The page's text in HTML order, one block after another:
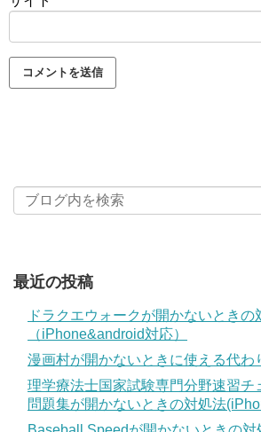
最近の投稿
ドラクエウォークが開かないときの
（iPhone&android対応）
漫画村が開かないときに使える代わ
理学療法士国家試験専門分野速習チ
問題集が開かないときの対処法